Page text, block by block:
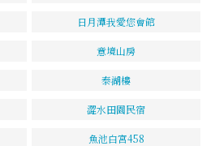
日月潭我愛您會館
意境山房
泰湖樓
澀水田園民宿
魚池白宮458